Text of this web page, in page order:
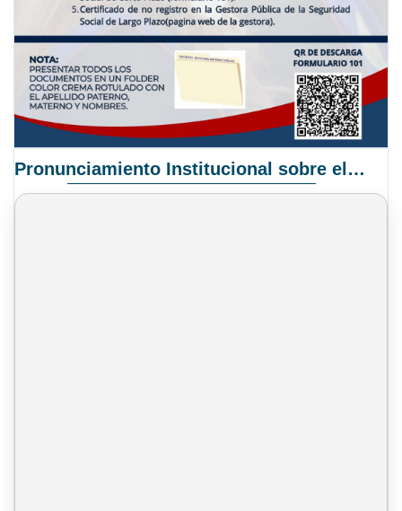
Pronunciamiento Institucional sobre el Proyecto de Ley N° 068/2025-2026 C.S.